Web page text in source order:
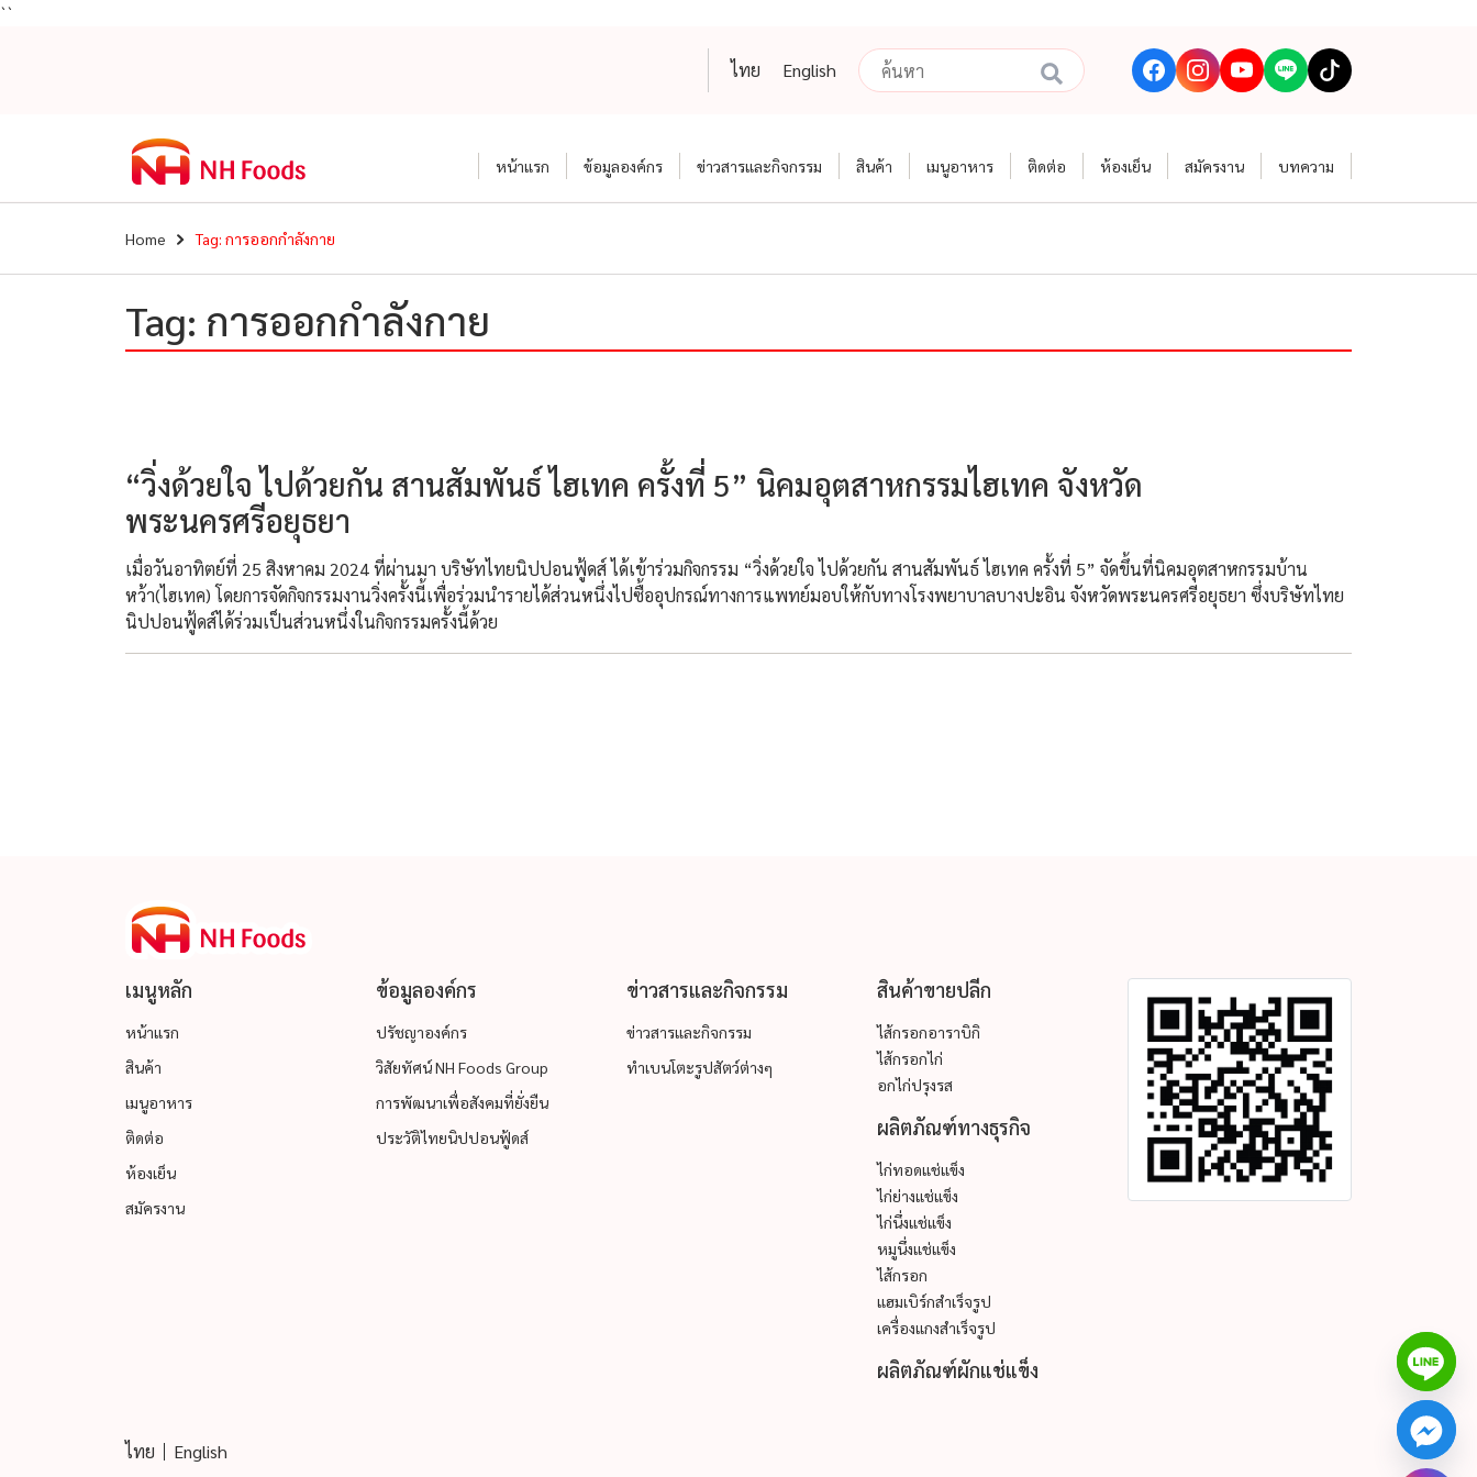
``
ไทย English
หน้าแรก ข้อมูลองค์กร ข่าวสารและกิจกรรม สินค้า เมนูอาหาร ติดต่อ ห้องเย็น สมัครงาน บทความ
Home Tag: การออกกำลังกาย
Tag: การออกกำลังกาย
“วิ่งด้วยใจ ไปด้วยกัน สานสัมพันธ์ ไฮเทค ครั้งที่ 5” นิคมอุตสาหกรรมไฮเทค จังหวัด
พระนครศรีอยุธยา
เมื่อวันอาทิตย์ที่ 25 สิงหาคม 2024 ที่ผ่านมา บริษัทไทยนิปปอนฟู้ดส์ ได้เข้าร่วมกิจกรรม “วิ่งด้วยใจ ไปด้วยกัน สานสัมพันธ์ ไฮเทค ครั้งที่ 5” จัดขึ้นที่นิคมอุตสาหกรรมบ้าน
หว้า(ไฮเทค) โดยการจัดกิจกรรมงานวิ่งครั้งนี้เพื่อร่วมนำรายได้ส่วนหนึ่งไปซื้ออุปกรณ์ทางการแพทย์มอบให้กับทางโรงพยาบาลบางปะอิน จังหวัดพระนครศรีอยุธยา ซึ่งบริษัทไทย
นิปปอนฟู้ดส์ได้ร่วมเป็นส่วนหนึ่งในกิจกรรมครั้งนี้ด้วย
เมนูหลัก
หน้าแรก
สินค้า
เมนูอาหาร
ติดต่อ
ห้องเย็น
สมัครงาน
ข้อมูลองค์กร
ปรัชญาองค์กร
วิสัยทัศน์ NH Foods Group
การพัฒนาเพื่อสังคมที่ยั่งยืน
ประวัติไทยนิปปอนฟู้ดส์
ข่าวสารและกิจกรรม
ข่าวสารและกิจกรรม
ทำเบนโตะรูปสัตว์ต่างๆ
สินค้าขายปลีก
ไส้กรอกอาราบิกิ
ไส้กรอกไก่
อกไก่ปรุงรส
ผลิตภัณฑ์ทางธุรกิจ
ไก่ทอดแช่แข็ง
ไก่ย่างแช่แข็ง
ไก่นึ่งแช่แข็ง
หมูนึ่งแช่แข็ง
ไส้กรอก
แฮมเบิร์กสำเร็จรูป
เครื่องแกงสำเร็จรูป
ผลิตภัณฑ์ผักแช่แข็ง
ไทย English